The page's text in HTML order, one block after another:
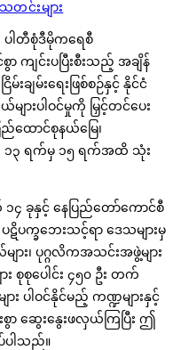
သတင်းများ
ပါတီစုံဒီမိုကရေစီ
ကျင်းပပြီးစီးသည့် အချိန်
ချမ်းရေးဖြစ်စဉ်နှင့် နိုင်ငံ
ားပါဝင်မှုကို မြှင့်တင်ပေး
ထောင်စုနယ်မြေ၊
လ ၁၃ ရက်မှ ၁၅ ရက်အထိ သုံး
၄ ခုနှင့် နေပြည်တော်ကောင်စီ
ပက္ခဘေးသင့်ရာ ဒေသများမှ
ား၊ ပုဂ္ဂလိကအသင်းအဖွဲ့များ
စုစုပေါင်း ၄၅၀ ဦး တက်
ပါဝင်နိုင်မည့် ကဏ္ဍများနှင့်
စွာ ဆွေးနွေးဖလှယ်ကြပြီး ဤ
ပါသည်။